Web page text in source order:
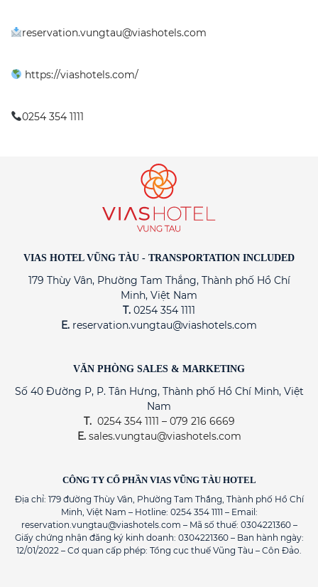
reservation.vungtau@viashotels.com
https://viashotels.com/
0254 354 1111
VIAS HOTEL VŨNG TÀU - TRANSPORTATION INCLUDED
179 Thùy Vân, Phường Tam Thắng, Thành phố Hồ Chí
Minh, Việt Nam
T. 0254 354 1111
E. reservation.vungtau@viashotels.com
VĂN PHÒNG SALES & MARKETING
Số 40 Đường P, P. Tân Hưng, Thành phố Hồ Chí Minh, Việt
Nam
T. 0254 354 1111 – 079 216 6669
E.sales.vungtau@viashotels.com
CÔNG TY CỔ PHẦN VIAS VŨNG TÀU HOTEL
Địa chỉ: 179 đường Thùy Vân, Phường Tam Thắng, Thành phố Hồ Chí
Minh, Việt Nam – Hotline: 0254 354 1111 – Email:
reservation.vungtau@viashotels.com – Mã số thuế: 0304221360 –
Giấy chứng nhận đăng ký kinh doanh: 0304221360 – Ban hành ngày:
12/01/2022 – Cơ quan cấp phép: Tổng cục thuế Vũng Tàu – Côn Đảo.